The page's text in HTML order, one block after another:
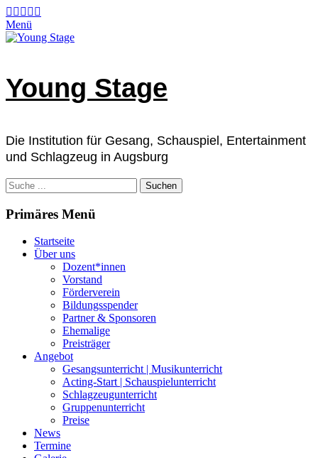
Zum
Inhalt
springen
Facebook
E-
Mail
Instagram
Telefon
Menü
Young Stage
Die Institution für Gesang, Schauspiel, Entertainment
und Schlagzeug in Augsburg
Suchen
nach:
Primäres Menü
Startseite
Über uns
Dozent*innen
Vorstand
Förderverein
Bildungsspender
Partner & Sponsoren
Ehemalige
Preisträger
Angebot
Gesangsunterricht | Musikunterricht
Acting-Start | Schauspielunterricht
Schlagzeugunterricht
Gruppenunterricht
Preise
News
Termine